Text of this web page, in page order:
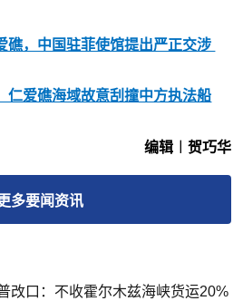
礁，中国驻菲使馆提出严正交涉
仁爱礁海域故意刮撞中方执法船
编辑︱贺巧华
多要闻资讯
改口：不收霍尔木兹海峡货运20%